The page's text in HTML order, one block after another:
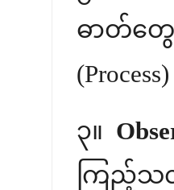
ဓာတ်တွေ
၃။
ကြည့်သ